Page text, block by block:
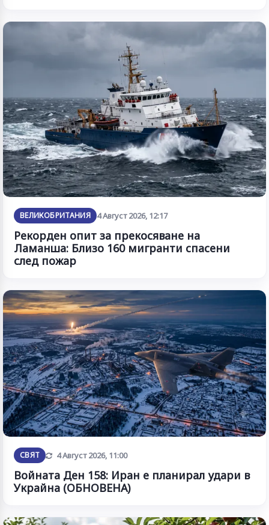
ВЕЛИКОБРИТАНИЯ 4 Август 2026, 12:17
Рекорден опит за прекосяване на
Ламанша: Близо 160 мигранти спасени
след пожар
СВЯТ Обновена
4 Август 2026, 11:00
Войната Ден 158: Иран е планирал удари в
Украйна (ОБНОВЕНА)